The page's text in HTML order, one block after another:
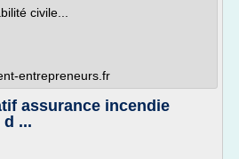
civile...
entrepreneurs.fr
assurance incendie
...